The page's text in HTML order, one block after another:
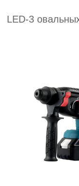
LED-3